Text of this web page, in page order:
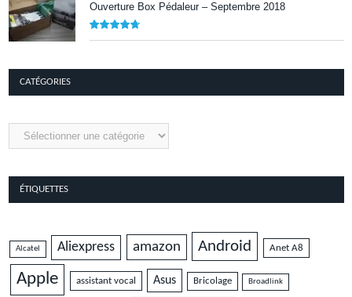
Ouverture Box Pédaleur – Septembre 2018
CATÉGORIES
ÉTIQUETTES
Alcatel Aliexpress amazon Android Anet A8
Apple assistant vocal Asus Bricolage Broadlink